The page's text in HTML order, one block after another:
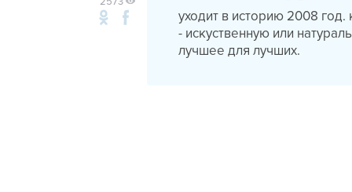
уходит в историю 2008
- искуственную или
лучшее для лучших.